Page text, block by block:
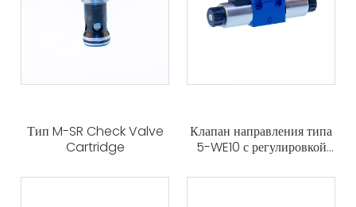
Тип M-SR Check Valve
Cartridge
Клапан направления типа
5-WE10 с регулировкой